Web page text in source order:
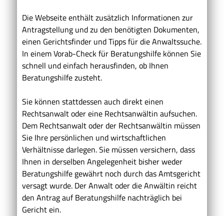
Die Webseite enthält zusätzlich Informationen zur
Antragstellung und zu den benötigten Dokumenten,
einen Gerichtsfinder und Tipps für die Anwaltssuche.
In einem Vorab-Check für Beratungshilfe können Sie
schnell und einfach herausfinden, ob Ihnen
Beratungshilfe zusteht.
Sie können stattdessen auch direkt einen
Rechtsanwalt oder eine Rechtsanwältin aufsuchen.
Dem Rechtsanwalt oder der Rechtsanwältin müssen
Sie Ihre persönlichen und wirtschaftlichen
Verhältnisse darlegen. Sie müssen versichern, dass
Ihnen in derselben Angelegenheit bisher weder
Beratungshilfe gewährt noch durch das Amtsgericht
versagt wurde. Der Anwalt oder die Anwältin reicht
den Antrag auf Beratungshilfe nachträglich bei
Gericht ein.